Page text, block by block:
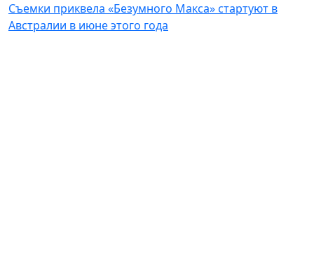
Съемки приквела «Безумного Макса» стартуют в
Австралии в июне этого года